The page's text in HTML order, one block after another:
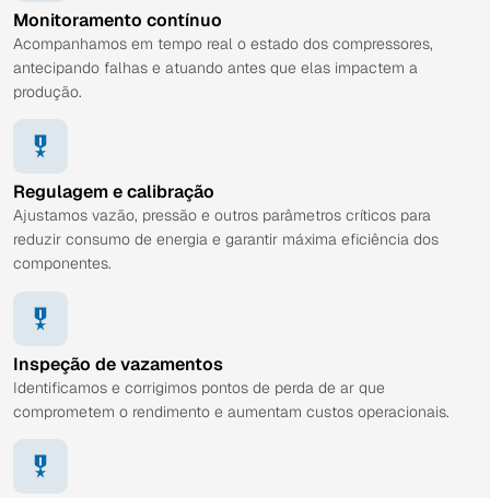
Monitoramento contínuo
Acompanhamos em tempo real o estado dos compressores,
antecipando falhas e atuando antes que elas impactem a
produção.
Regulagem e calibração
Ajustamos vazão, pressão e outros parâmetros críticos para
reduzir consumo de energia e garantir máxima eficiência dos
componentes.
Inspeção de vazamentos
Identificamos e corrigimos pontos de perda de ar que
comprometem o rendimento e aumentam custos operacionais.